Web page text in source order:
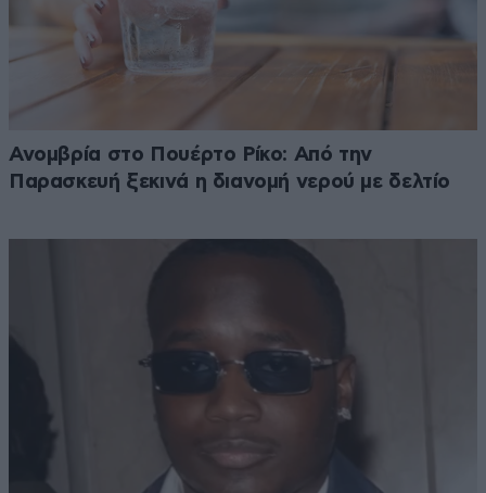
Ανομβρία στο Πουέρτο Ρίκο: Από την
Παρασκευή ξεκινά η διανομή νερού με δελτίο